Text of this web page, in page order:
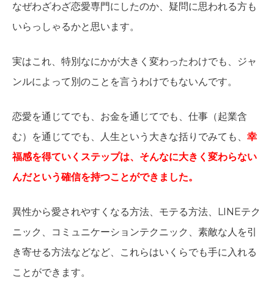
なぜわざわざ恋愛専門にしたのか、疑問に思われる方も
いらっしゃるかと思います。
実はこれ、特別なにかが大きく変わったわけでも、ジャ
ンルによって別のことを言うわけでもないんです。
恋愛を通じてでも、お金を通じてでも、仕事（起業含
む）を通じてでも、人生という大きな括りでみても、 幸
福感を得ていくステップは、そんなに大きく変わらない
んだという確信を持つことができました。
異性から愛されやすくなる方法、モテる方法、LINEテク
ニック、コミュニケーションテクニック、素敵な人を引
き寄せる方法などなど、これらはいくらでも手に入れる
ことができます。